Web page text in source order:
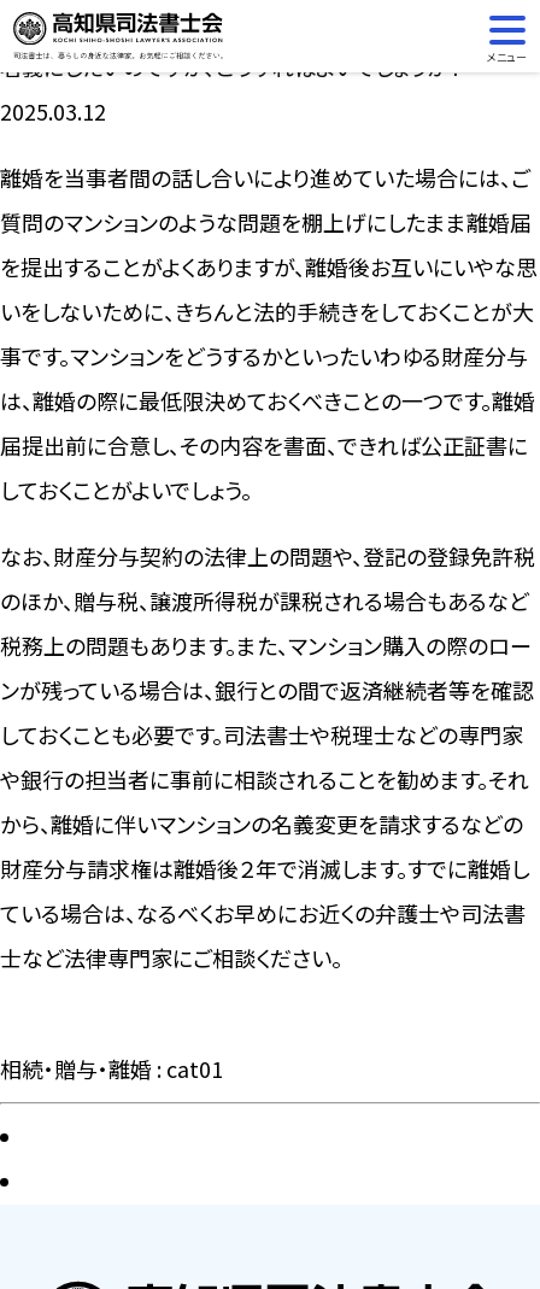
メニュー
離婚を考えています。夫婦共有名義のマンションを自分の
名義にしたいのですが、どうすればよいでしょうか？
2025.03.12
離婚を当事者間の話し合いにより進めていた場合には、ご
質問のマンションのような問題を棚上げにしたまま離婚届
を提出することがよくありますが、離婚後お互いにいやな思
いをしないために、きちんと法的手続きをしておくことが大
事です。マンションをどうするかといったいわゆる財産分与
は、離婚の際に最低限決めておくべきことの一つです。離婚
届提出前に合意し、その内容を書面、できれば公正証書に
しておくことがよいでしょう。
なお、財産分与契約の法律上の問題や、登記の登録免許税
のほか、贈与税、譲渡所得税が課税される場合もあるなど
税務上の問題もあります。また、マンション購入の際のロー
ンが残っている場合は、銀行との間で返済継続者等を確認
しておくことも必要です。司法書士や税理士などの専門家
や銀行の担当者に事前に相談されることを勧めます。それ
から、離婚に伴いマンションの名義変更を請求するなどの
財産分与請求権は離婚後２年で消滅します。すでに離婚し
ている場合は、なるべくお早めにお近くの弁護士や司法書
士など法律専門家にご相談ください。
相続・贈与・離婚 : cat01